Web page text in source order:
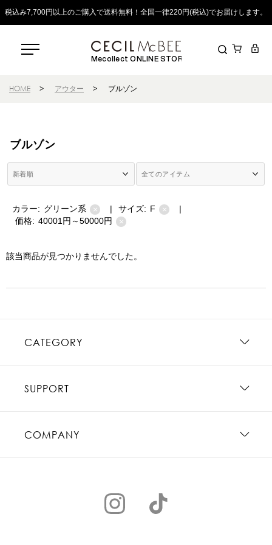
税込み7,700円以上のご購入で送料無料！全国一律220円(税込)でお届けします。
Mecollect ONLINE STORE
HOME > アウター > ブルゾン
ブルゾン
カラー: グリーン系 × | サイズ: F ×
|
価格: 40001円～50000円 ×
該当商品が見つかりませんでした。
CATEGORY
SUPPORT
COMPANY